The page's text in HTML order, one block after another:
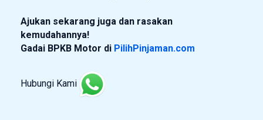
Ajukan sekarang juga dan rasakan
kemudahannya!
Gadai BPKB Motor di PilihPinjaman.com
Hubungi Kami